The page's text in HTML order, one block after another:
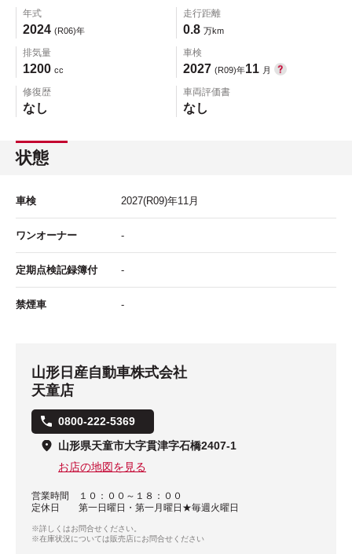
年式
2024 (R06)年
走行距離
0.8 万km
排気量
1200 cc
車検
2027 (R09)年11 月
修復歴
なし
車両評価書
なし
状態
車検 2027(R09)年11 月
ワンオーナー -
定期点検記録簿付 -
禁煙車 -
山形日産自動車株式会社
天童店
0800-222-5369
山形県天童市大字貫津字石橋2407-1
お店の地図を見る
営業時間
１０：００～１８：００
定休日
第一日曜日・第一月曜日★毎週火曜日
※詳しくはお問合せください。
※在庫状況については販売店にお問合せください